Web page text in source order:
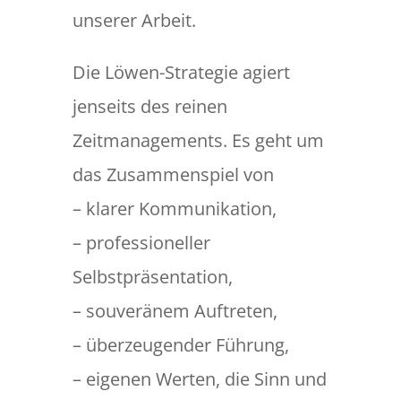
unserer Arbeit.
Die Löwen-Strategie agiert
jenseits des reinen
Zeitmanagements. Es geht um
das Zusammenspiel von
– klarer Kommunikation,
– professioneller
Selbstpräsentation,
– souveränem Auftreten,
– überzeugender Führung,
– eigenen Werten, die Sinn und